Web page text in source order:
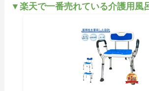
▼楽天で一番売れている介護用風